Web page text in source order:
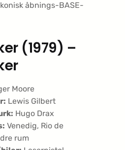
åbnings-BASE-
(1979) –
Moore
Lewis Gilbert
Hugo Drax
Venedig, Rio de
rum